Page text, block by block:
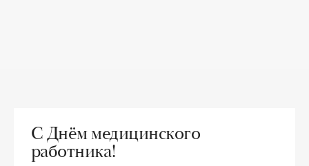
С Днём медицинского
работника!